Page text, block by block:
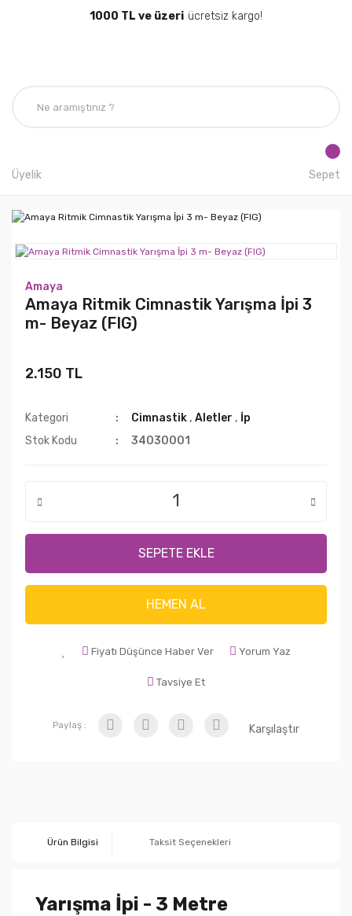
1000 TL ve üzeri ücretsiz kargo!
Üyelik Sepet
Amaya
Amaya Ritmik Cimnastik Yarışma İpi 3
m- Beyaz (FIG)
2.150 TL
Kategori Cimnastik,Aletler , İp
Stok Kodu
34030001
SEPETE EKLE
HEMEN AL
Fiyatı Düşünce Haber Ver Yorum Yaz
Tavsiye Et
Paylaş : Karşılaştır
Ürün Bilgisi Taksit Seçenekleri
Yarışma İpi - 3 Metre